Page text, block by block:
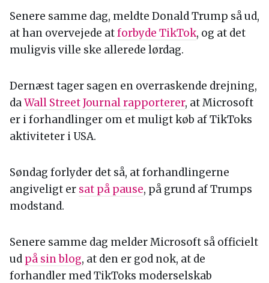
Senere samme dag, meldte Donald Trump så ud,
at han overvejede atforbyde TikTok, og at det
muligvis ville ske allerede lørdag.
Dernæst tager sagen en overraskende drejning,
daWall Street Journal rapporterer, at Microsoft
er i forhandlinger om et muligt køb af TikToks
aktiviteter i USA.
Søndag forlyder det så, at forhandlingerne
angiveligt er sat på pause, på grund af Trumps
modstand.
Senere samme dag melder Microsoft så officielt
ud på sin blog, at den er god nok, at de
forhandler med TikToks moderselskab